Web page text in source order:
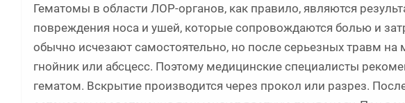
Гематомы в области ЛОР-органов, как правило, являются
повреждения носа и ушей, которые сопровождаются болью и
обычно исчезают самостоятельно, но после серьезных травм
гнойник или абсцесс. Поэтому медицинские специалисты
гематом. Вскрытие производится через прокол или разрез.